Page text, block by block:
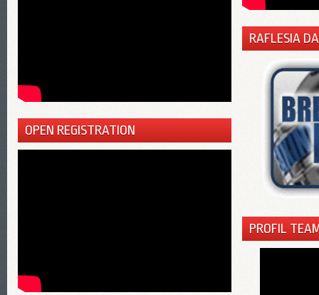
OPEN REGISTRATION
RAFLESIA
PROFIL